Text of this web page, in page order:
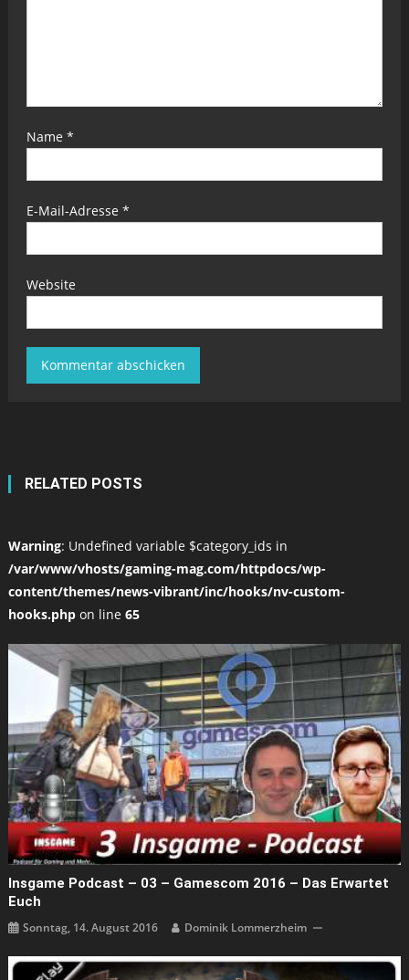
Name *
E-Mail-Adresse *
Website
RELATED POSTS
Warning: Undefined variable $category_ids in
/var/www/vhosts/gaming-mag.com/httpdocs/wp-
content/themes/news-vibrant/inc/hooks/nv-custom-
hooks.phpon line 65
Insgame Podcast – 03 – Gamescom 2016 – Das Erwartet
Euch
Sonntag, 14. August 2016 Dominik Lommerzheim